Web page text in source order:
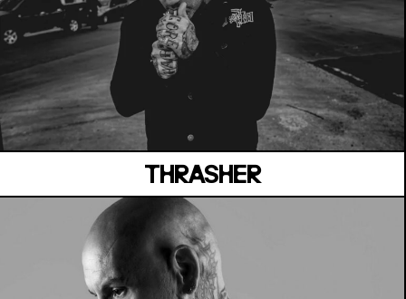
THRASHER
MANOIR DE KEROUAL
Samedi 04 juillet